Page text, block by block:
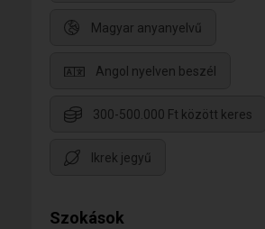
Magyar anyanyelvű
Angol nyelven beszél
300-500.000 Ft között keres
Ikrek jegyű
Szokások